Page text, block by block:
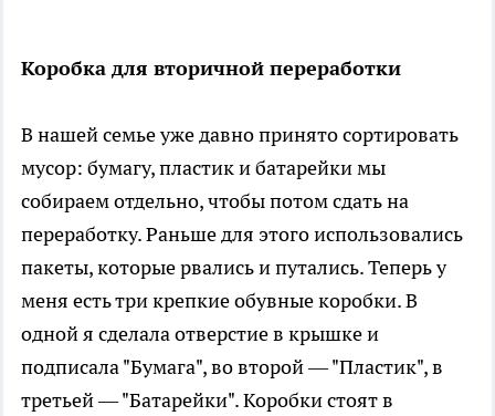
Коробка для вторичной переработки
В нашей семье уже давно принято сортировать
мусор: бумагу, пластик и батарейки мы
собираем отдельно, чтобы потом сдать на
переработку. Раньше для этого использовались
пакеты, которые рвались и путались. Теперь у
меня есть три крепкие обувные коробки. В
одной я сделала отверстие в крышке и
подписала "Бумага", во второй — "Пластик", в
третьей — "Батарейки". Коробки стоят в